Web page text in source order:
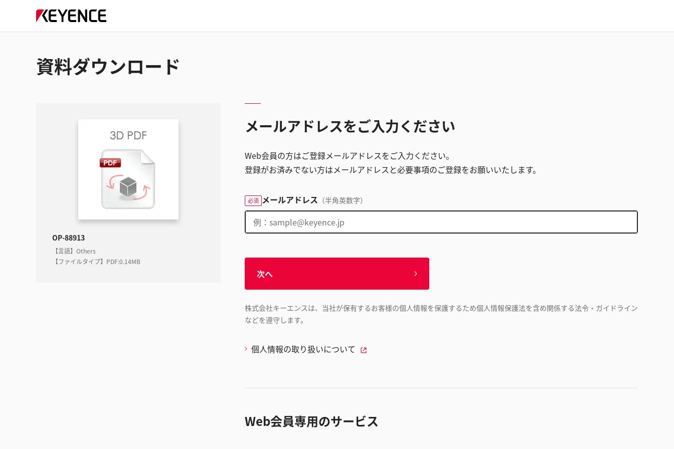
資料ダウンロード
OP-88913
【言語】Others
【ファイルタイプ】PDF:0.14MB
メールアドレスをご入力ください
Web会員の方はご登録メールアドレスをご入力ください。
登録がお済みでない方はメールアドレスと必要事項のご登録をお願いいたします。
必須 メールアドレス （半角英数字）
次へ
株式会社キーエンスは、当社が保有するお客様の個人情報を保護するため個人情報保護法を含め関係する法令・ガイドライン
などを遵守します。
個人情報の取り扱いについて
Web会員専用のサービス